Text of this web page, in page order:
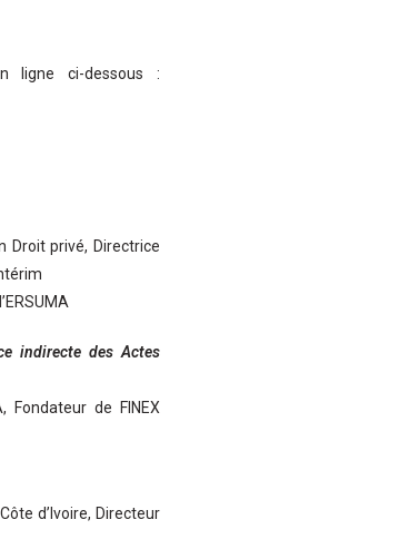
ligne ci-dessous :
Droit privé, Directrice
indirecte des Actes
de FINEX
d’Ivoire, Directeur